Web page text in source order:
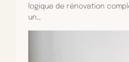
logique de rénovation
un…